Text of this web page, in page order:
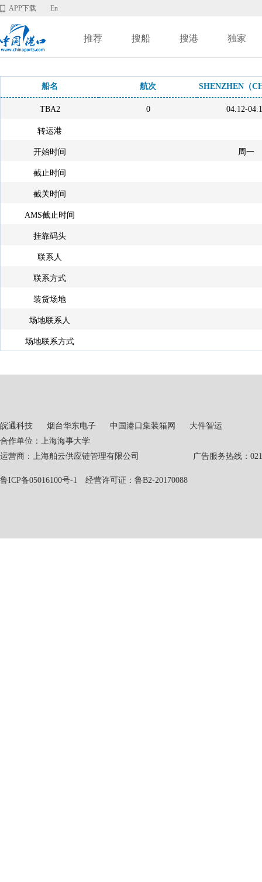
APP下载 En
推荐 搜船 搜港 独家
船名 航次 SHENZHEN（
TBA2 0 04.12-
转运港
开始时间 周一
截止时间
截关时间
AMS截止时间
挂靠码头
联系人
联系方式
装货场地
场地联系人
场地联系方式
皖通科技 烟台华东电子 中国港口集装箱网
大件智运
合作单位：上海海事大学
运营商：上海舶云供应链管理有限公司 广告服务热线：021-
鲁ICP备05016100号-1 经营许可证：鲁B2-20170088